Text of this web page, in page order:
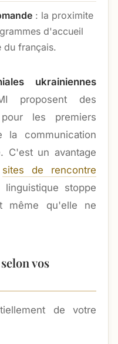
: la proximite
d'accueil
du français.
ukrainiennes
proposent des
les premiers
la communication
C'est un avantage
sites de rencontre
stoppe
même qu'elle ne
vos
de votre